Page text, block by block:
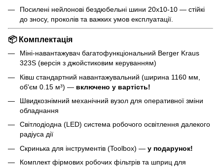
Посилені нейлонові бездюбельні шини 20x10-10 — стійкі
до зносу, проколів та важких умов експлуатації.
📦 Комплектація
Міні-навантажувач багатофункціональний Berger Kraus
323S (версія з джойстиковим керуванням)
Ківш стандартний навантажувальний (ширина 1160 мм,
об'єм 0.15 м³) — включено у вартість!
Швидкознімний механічний вузол для оперативної зміни
обладнання
Світлодіодна (LED) система робочого освітлення далекого
радіуса дії
Скринька для інструментів (Toolbox) — у подарунок!
Комплект фірмових робочих фільтрів та шприц для